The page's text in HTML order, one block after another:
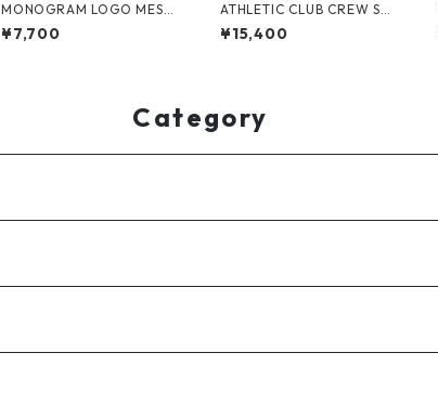
MONOGRAM LOGO MESH
CAP (BLACK)
¥7,700
ATHLETIC CLUB CREW SW
EAT(BEIGE)
¥15,400
Category